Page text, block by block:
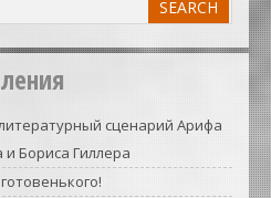
сценарий Арифа
Бориса Гиллера